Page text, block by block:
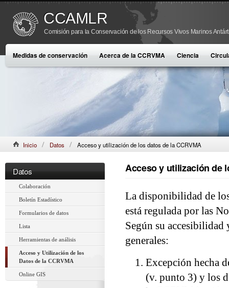
CCAMLR
Comisión para la Conservación de los Recursos Vivos Marinos
Medidas de conservación Acerca de la CCRVMA Ciencia
Inicio Datos Acceso y utilización de los datos de la CCRVMA
Datos
Colaboración
Boletín Estadístico
Formularios de datos
Lista
Herramientas de análisis
Acceso y Utilización de los
Datos de la CCRVMA
Online GIS
Acceso y utilización de
La disponibilidad de
está regulada por las
Según su accesibilidad
generales:
Excepción hecha
(v. punto 3) y los